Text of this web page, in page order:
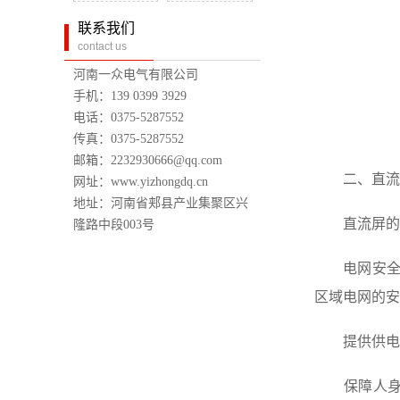
联系我们
contact us
河南一众电气有限公司
手机：139 0399 3929
电话：0375-5287552
传真：0375-5287552
邮箱：2232930666@qq.com
网址：www.yizhongdq.cn
地址：河南省郏县产业集聚区兴
隆路中段003号
二、直流
直流屏的
电网安全稳
区域电网的
提供供电
保障人身